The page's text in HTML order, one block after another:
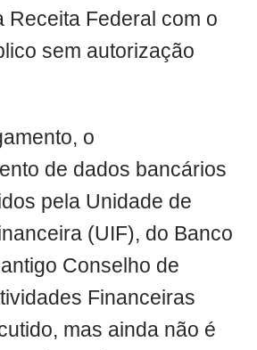
Receita Federal com o
sem autorização
o
de dados bancários
pela Unidade de
(UIF), do Banco
Conselho de
Financeiras
mas ainda não é